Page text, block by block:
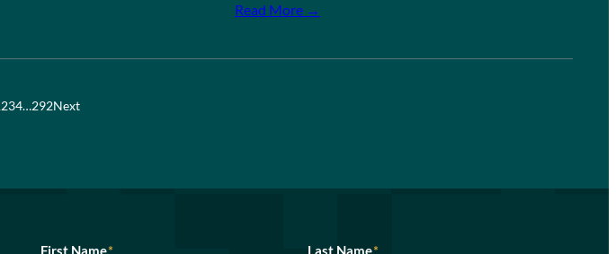
Read More →
234…292Next
First Name* Last Name*